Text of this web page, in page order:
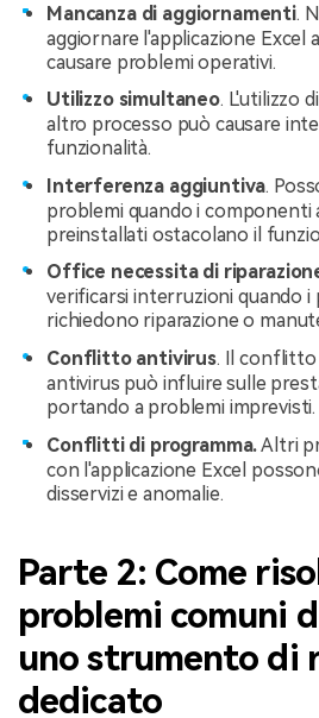
Mancanza di aggiornamenti.
aggiornare l'applicazione Excel
causare problemi operativi.
Utilizzo simultaneo. L'utilizzo
altro processo può causare
funzionalità.
Interferenza aggiuntiva.
problemi quando i componenti
preinstallati ostacolano il
Office necessita di
verificarsi interruzioni quando i
richiedono riparazione o
Conflitto antivirus. Il conflitto
antivirus può influire sulle
portando a problemi imprevisti.
Conflitti di programma.Altri
con l'applicazione Excel
disservizi e anomalie.
Parte 2: Come
problemi comuni
uno strumento di
dedicato